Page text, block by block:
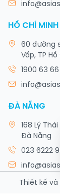
HỒ CHÍ MINH
60 đường
Vấp, TP
1900 63
ĐÀ NẴNG
168 Lý
Đà Nẵng
023 6222
Thiết kế